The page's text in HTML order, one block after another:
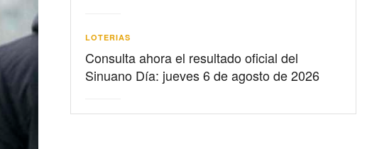
LOTERIAS
Consulta ahora el resultado oficial del
Sinuano Día: jueves 6 de agosto de 2026